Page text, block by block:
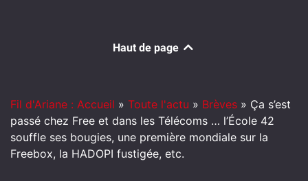
Haut de page
Fil d'Ariane : Accueil » Toute l'actu » Brèves » Ça s’est
passé chez Free et dans les Télécoms … l’École 42
souffle ses bougies, une première mondiale sur la
Freebox, la HADOPI fustigée, etc.